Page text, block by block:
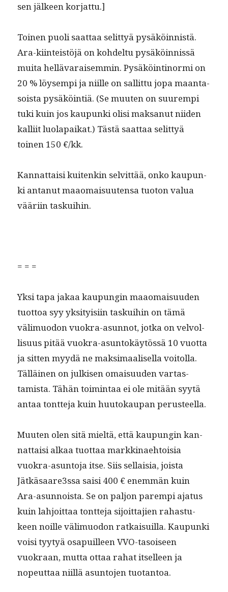
sen jäl­keen korjattu.]
Toinen puoli saat­taa selit­tyä pysäköin­nistä.
Ara-kiin­teistöjä on kohdel­tu pysäköin­nis­sä
mui­ta hel­lä­varaisem­min. Pysäköinti­nor­mi on
20 % löy­sem­pi ja niille on sal­lit­tu jopa maan­ta­
soista pysäköin­tiä. (Se muuten on suurem­pi
tuki kuin jos kaupun­ki olisi mak­sanut niiden
kalli­it luo­la­paikat.) Tästä saat­taa selit­tyä
toinen 150 €/kk.
Kan­nat­taisi kuitenkin selvit­tää, onko kaupun­
ki antanut maao­maisuuten­sa tuo­ton val­ua
vääri­in taskuihin.
= = =
Yksi tapa jakaa kaupun­gin maao­maisu­u­den
tuot­toa syy yksi­ty­isi­in taskui­hin on tämä
välimuodon vuokra-asun­not, jot­ka on velvol­
lisu­us pitää vuokra-asun­tokäytössä 10 vuot­ta
ja sit­ten myy­dä ne mak­si­maalisel­la voitol­la.
Täl­läi­nen on julkisen omaisu­u­den var­tas­
tamista. Tähän toim­intaa ei ole mitään syytä
antaa tont­te­ja kuin huu­tokau­pan perusteella.
Muuten olen sitä mieltä, että kaupun­gin kan­
nat­taisi alkaa tuot­taa markki­nae­htoisia
vuokra-asun­to­ja itse. Siis sel­l­aisia, joista
Jätkäsaare3ssa saisi 400 € enem­män kuin
Ara-asun­noista. Se on paljon parem­pi aja­tus
kuin lahjoit­taa tont­te­ja sijoit­ta­jien rahas­tu­
keen noille välimuodon ratkaisuil­la. Kaupun­ki
voisi tyy­tyä osa­puilleen VVO-tasoiseen
vuokraan, mut­ta ottaa rahat itselleen ja
nopeut­taa niil­lä asun­to­jen tuotantoa.